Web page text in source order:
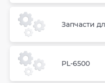
Запчасти
PL-6500